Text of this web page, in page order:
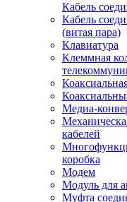
Кабель
Кабель
(витая пара)
Клавиатура
Клеммная
Медиа-
кабелей
коробка
Модем
Модуль для
Муфта